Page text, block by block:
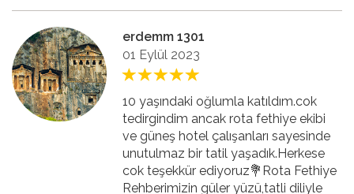
erdemm 1301
01 Eylül 2023
10 yaşındaki oğlumla katıldım.cok
tedirgindim ancak rota fethiye ekibi
ve güneş hotel çalışanları sayesinde
unutulmaz bir tatil yaşadık.Herkese
cok teşekkür ediyoruz💐Rota Fethiye
Rehberimizin güler yüzü,tatli diliyle